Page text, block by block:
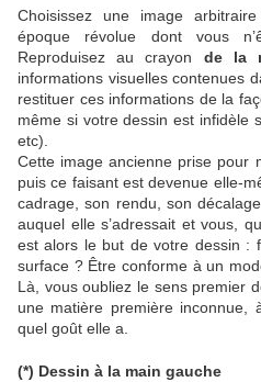
Choisissez une image
époque révolue dont vous
Reproduisez au crayon de la
informations visuelles contenues
restituer ces informations de la
même si votre dessin est infidèle
etc).
Cette image ancienne prise pour
puis ce faisant est devenue elle-
cadrage, son rendu, son
auquel elle s’adressait et vous,
est alors le but de votre dessin :
surface ? Être conforme à un
Là, vous oubliez le sens premier
une matière première inconnue,
quel goût elle a.
(*) Dessin à la main gauche